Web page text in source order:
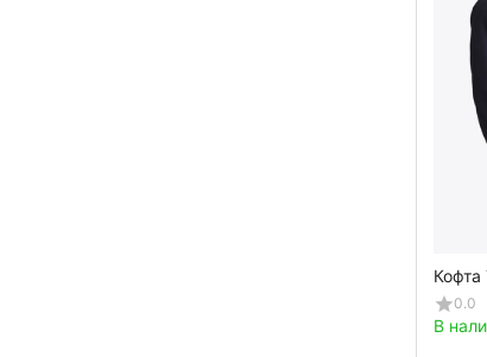
Кофта
0.0
В